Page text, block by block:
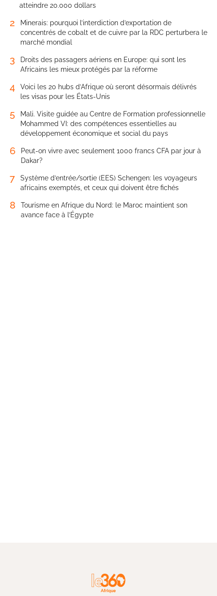
atteindre 20.000 dollars
2
Minerais: pourquoi l’interdiction d’exportation de
concentrés de cobalt et de cuivre par la RDC perturbera le
marché mondial
3
Droits des passagers aériens en Europe: qui sont les
Africains les mieux protégés par la réforme
4
Voici les 20 hubs d’Afrique où seront désormais délivrés
les visas pour les États-Unis
5
Mali. Visite guidée au Centre de Formation professionnelle
Mohammed VI: des compétences essentielles au
développement économique et social du pays
6
Peut-on vivre avec seulement 1000 francs CFA par jour à
Dakar?
7
Système d’entrée/sortie (EES) Schengen: les voyageurs
africains exemptés, et ceux qui doivent être fichés
8
Tourisme en Afrique du Nord: le Maroc maintient son
avance face à l’Égypte